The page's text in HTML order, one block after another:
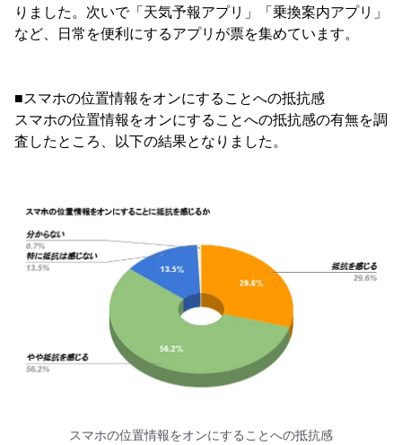
りました。次いで「天気予報アプリ」「乗換案内アプリ」
など、日常を便利にするアプリが票を集めています。
■スマホの位置情報をオンにすることへの抵抗感
スマホの位置情報をオンにすることへの抵抗感の有無を調
査したところ、以下の結果となりました。
スマホの位置情報をオンにすることへの抵抗感